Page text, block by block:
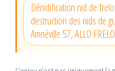
Dénidification nid de
destruction des nids de
Amnéville 57, ALLO